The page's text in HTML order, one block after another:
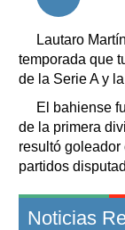
Lautaro
temporada que
de la Serie A y
El bahiense
de la primera
resultó
partidos
Noticias